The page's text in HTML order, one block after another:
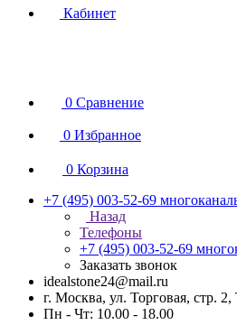
Кабинет
0 Сравнение
0 Избранное
0 Корзина
+7 (495) 003-52-69
Назад
Телефоны
+7 (495) 003-52-69
Заказать звонок
idealstone24@mail.ru
г. Москва, ул. Торговая, стр.
Пн - Чт: 10.00 - 18.00